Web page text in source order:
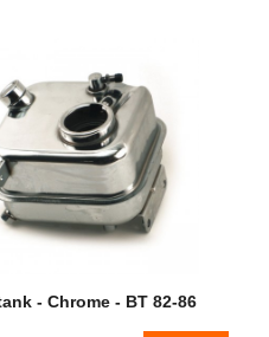
- Chrome - BT 82-86